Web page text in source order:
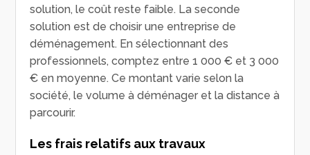
solution, le coût reste faible. La seconde
solution est de choisir une entreprise de
déménagement. En sélectionnant des
professionnels, comptez entre 1 000 € et 3 000
€ en moyenne. Ce montant varie selon la
société, le volume à déménager et la distance à
parcourir.
Les frais relatifs aux travaux